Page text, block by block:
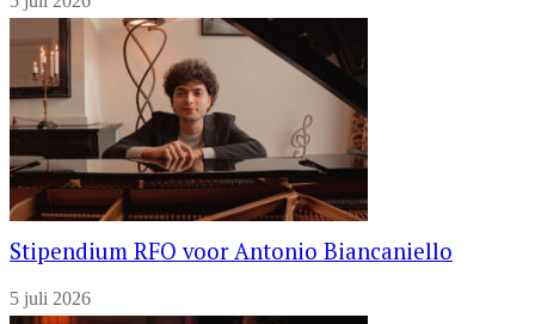
Stipendium RFO voor Antonio Biancaniello
5 juli 2026